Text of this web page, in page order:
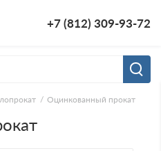
+7 (812) 309-93-72
Оцинкованный прокат